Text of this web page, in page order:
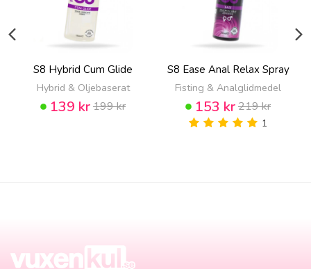
S8 Hybrid Cum Glide
Hybrid & Oljebaserat
139 kr199 kr
S8 Ease Anal Relax Spray
Fisting & Analglidmedel
153 kr219 kr
1